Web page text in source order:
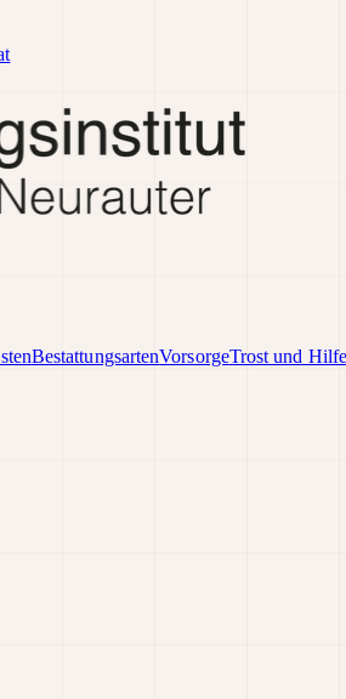
BestattungsartenVorsorgeTrost und Hilfe